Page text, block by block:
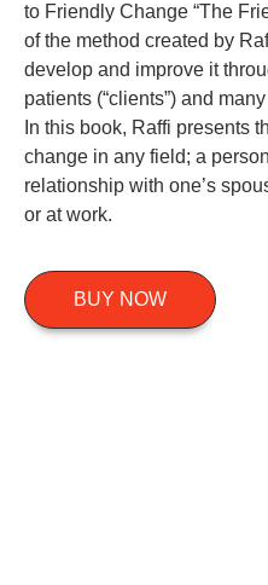
to Friendly Change “The
of the method created by
develop and improve it
patients (“clients”) and
In this book, Raffi presents
change in any field; a
relationship with one’s
or at work.
BUY NOW